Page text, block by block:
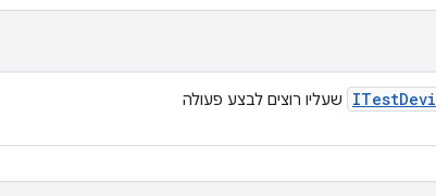
ITest שעליו רוצים לבצע פעולה